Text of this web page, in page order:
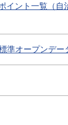
イント一覧（自
準オープンデー